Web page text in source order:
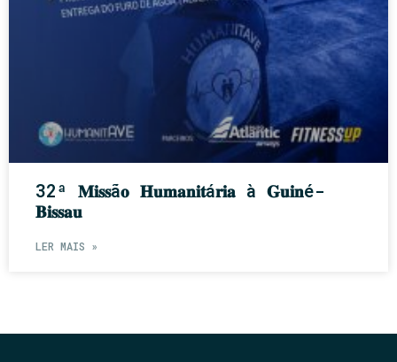
32ª 𝐌𝐢𝐬𝐬ã𝐨 𝐇𝐮𝐦𝐚𝐧𝐢𝐭á𝐫𝐢𝐚 à 𝐆𝐮𝐢𝐧é-
𝐁𝐢𝐬𝐬𝐚𝐮
LER MAIS »